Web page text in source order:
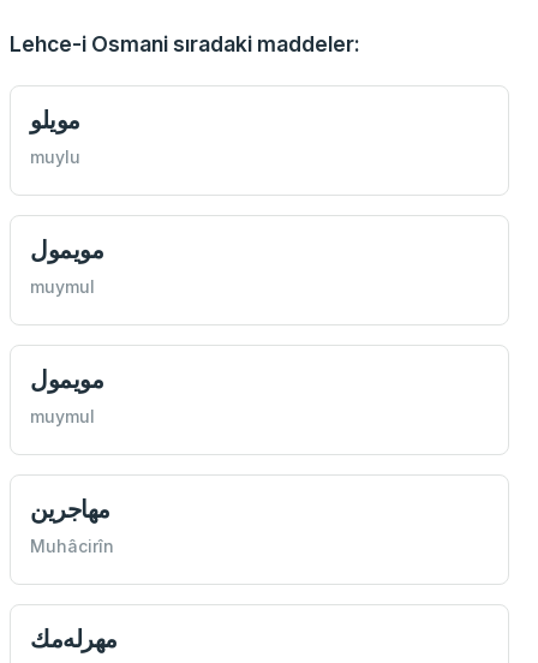
Lehce-i Osmani sıradaki maddeler:
مويلو
muylu
مويمول
muymul
مويمول
muymul
مهاجرين
Muhâcirîn
مهرله‌مك